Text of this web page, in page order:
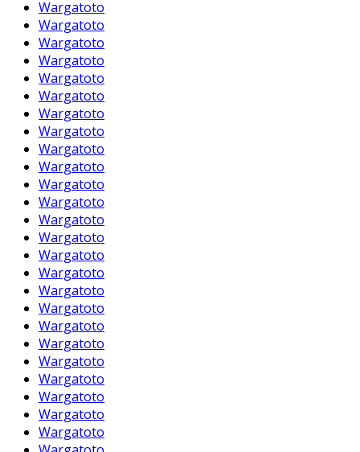
Wargatoto
Wargatoto
Wargatoto
Wargatoto
Wargatoto
Wargatoto
Wargatoto
Wargatoto
Wargatoto
Wargatoto
Wargatoto
Wargatoto
Wargatoto
Wargatoto
Wargatoto
Wargatoto
Wargatoto
Wargatoto
Wargatoto
Wargatoto
Wargatoto
Wargatoto
Wargatoto
Wargatoto
Wargatoto